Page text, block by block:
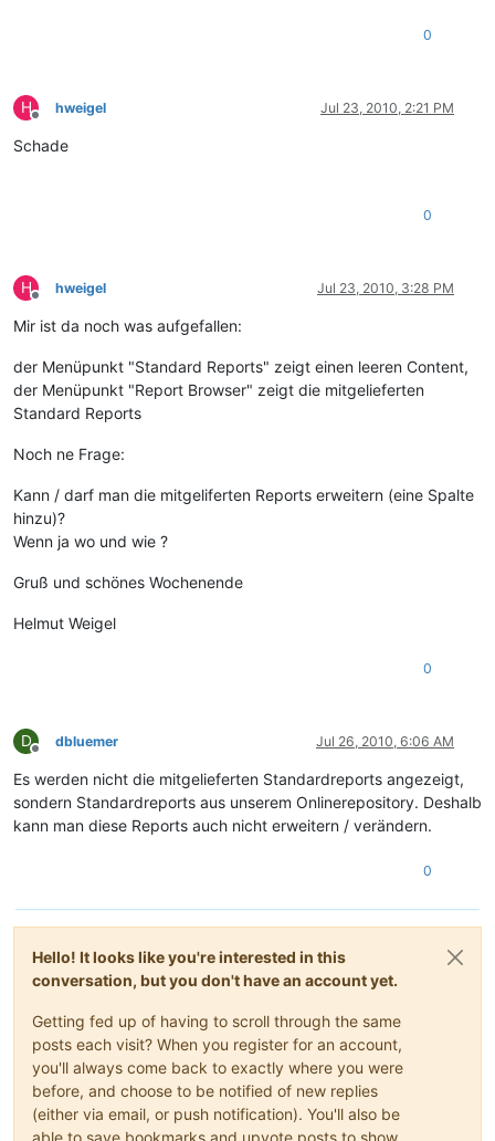
0
H
Offline
hweigel Jul 23, 2010, 2:21 PM
Schade
0
H
Offline
hweigel Jul 23, 2010, 3:28 PM
Mir ist da noch was aufgefallen:
der Menüpunkt "Standard Reports" zeigt einen leeren Content,
der Menüpunkt "Report Browser" zeigt die mitgelieferten
Standard Reports
Noch ne Frage:
Kann / darf man die mitgeliferten Reports erweitern (eine Spalte
hinzu)?
Wenn ja wo und wie ?
Gruß und schönes Wochenende
Helmut Weigel
0
D
Offline
dbluemer Jul 26, 2010, 6:06 AM
Es werden nicht die mitgelieferten Standardreports angezeigt,
sondern Standardreports aus unserem Onlinerepository. Deshalb
kann man diese Reports auch nicht erweitern / verändern.
0
Hello! It looks like you're interested in this
conversation, but you don't have an account yet.
Getting fed up of having to scroll through the same
posts each visit? When you register for an account,
you'll always come back to exactly where you were
before, and choose to be notified of new replies
(either via email, or push notification). You'll also be
able to save bookmarks and upvote posts to show